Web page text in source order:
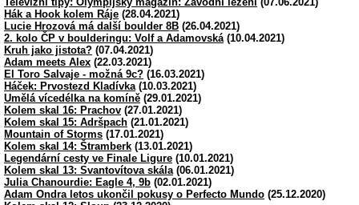
Hák a Hook kolem Ráje (28.04.2021)
Lucie Hrozová má další boulder 8B (26.04.2021)
2. kolo ČP v boulderingu: Volf a Adamovská (10.04.2021)
Kruh jako jistota? (07.04.2021)
Adam meets Alex (22.03.2021)
El Toro Salvaje - možná 9c? (16.03.2021)
Háček: Prvostezd Kladívka (10.03.2021)
Umělá vícedélka na komíně (29.01.2021)
Kolem skal 16: Prachov (27.01.2021)
Kolem skal 15: Adršpach (21.01.2021)
Mountain of Storms (17.01.2021)
Kolem skal 14: Štramberk (13.01.2021)
Legendární cesty ve Finale Ligure (10.01.2021)
Kolem skal 13: Svantovítova skála (06.01.2021)
Julia Chanourdie: Eagle 4, 9b (02.01.2021)
Adam Ondra letos ukončil pokusy o Perfecto Mundo (25.12.2020)